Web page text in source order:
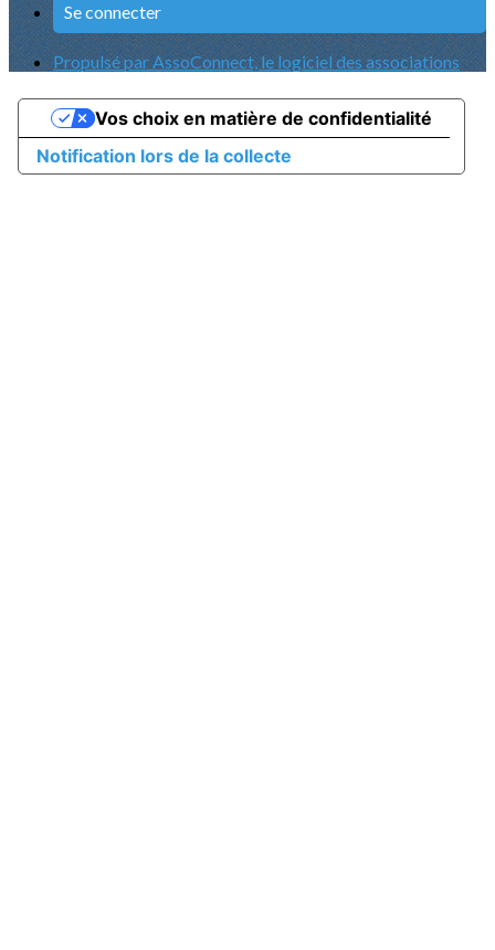
Se connecter
Propulsé par AssoConnect, le logiciel des associations
Notification lors de la collecte
Vos choix en matière de confidentialité